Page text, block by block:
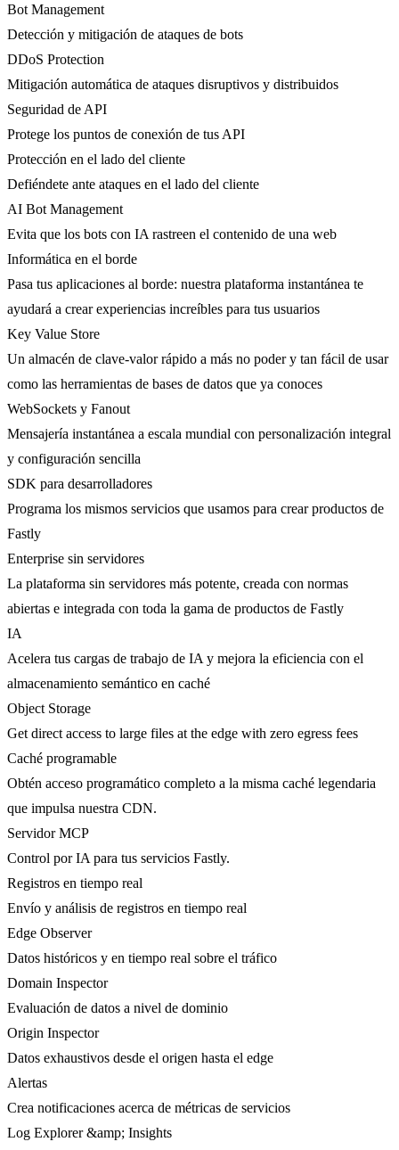
Bot Management
Detección y mitigación de ataques de bots
DDoS Protection
Mitigación automática de ataques disruptivos y distribuidos
Seguridad de API
Protege los puntos de conexión de tus API
Protección en el lado del cliente
Defiéndete ante ataques en el lado del cliente
AI Bot Management
Evita que los bots con IA rastreen el contenido de una web
Informática en el borde
Pasa tus aplicaciones al borde: nuestra plataforma instantánea te
ayudará a crear experiencias increíbles para tus usuarios
Key Value Store
Un almacén de clave-valor rápido a más no poder y tan fácil de usar
como las herramientas de bases de datos que ya conoces
WebSockets y Fanout
Mensajería instantánea a escala mundial con personalización integral
y configuración sencilla
SDK para desarrolladores
Programa los mismos servicios que usamos para crear productos de
Fastly
Enterprise sin servidores
La plataforma sin servidores más potente, creada con normas
abiertas e integrada con toda la gama de productos de Fastly
IA
Acelera tus cargas de trabajo de IA y mejora la eficiencia con el
almacenamiento semántico en caché
Object Storage
Get direct access to large files at the edge with zero egress fees
Caché programable
Obtén acceso programático completo a la misma caché legendaria
que impulsa nuestra CDN.
Servidor MCP
Control por IA para tus servicios Fastly.
Registros en tiempo real
Envío y análisis de registros en tiempo real
Edge Observer
Datos históricos y en tiempo real sobre el tráfico
Domain Inspector
Evaluación de datos a nivel de dominio
Origin Inspector
Datos exhaustivos desde el origen hasta el edge
Alertas
Crea notificaciones acerca de métricas de servicios
Log Explorer &amp; Insights